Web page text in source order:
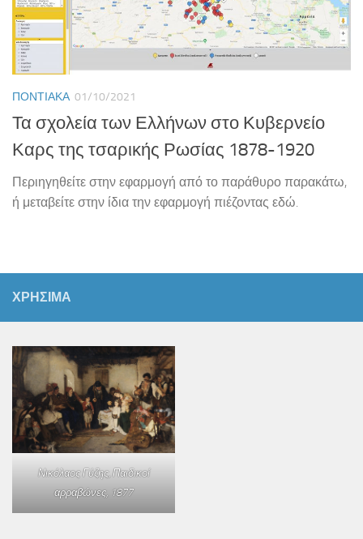
ΠΟΝΤΙΑΚΆ 01/10/2021
Τα σχολεία των Ελλήνων στο Κυβερνείο
Καρς της τσαρικής Ρωσίας 1878-1920
Περιηγηθείτε στην εφαρμογή από το παράθυρο παρακάτω,
ή μεταβείτε στην ίδια την εφαρμογή πιέζοντας εδώ.
ΧΡΗΣΙΜΑ
Νικόλαος Γύζης,Παιδικοί
αρραβώνες, 1877